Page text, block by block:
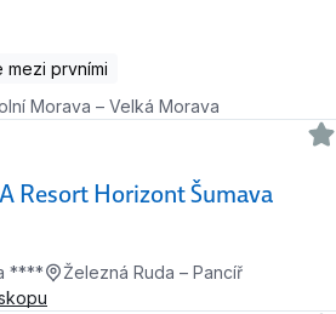
prvními
Morava – Velká Morava
Resort Horizont Šumava
****
Železná Ruda – Pancíř